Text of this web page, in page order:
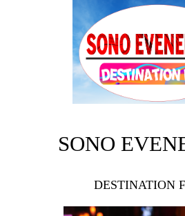
SONO
DESTINATION